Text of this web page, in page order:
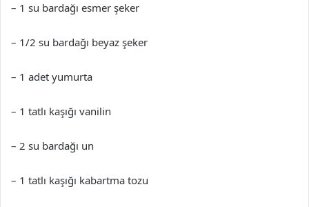
– 1 su bardağı esmer şeker
– 1/2 su bardağı beyaz şeker
– 1 adet yumurta
– 1 tatlı kaşığı vanilin
– 2 su bardağı un
– 1 tatlı kaşığı kabartma tozu